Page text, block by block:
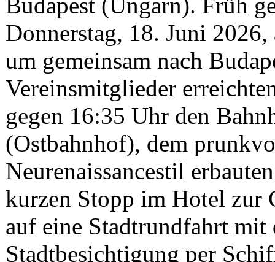
Budapest (Ungarn). Früh
Donnerstag, 18. Juni
um gemeinsam nach
Vereinsmitglieder
gegen 16:35 Uhr den
(Ostbahnhof), dem
Neurenaissancestil
kurzen Stopp im Hotel zur
auf eine Stadtrundfahrt mit
Stadtbesichtigung per